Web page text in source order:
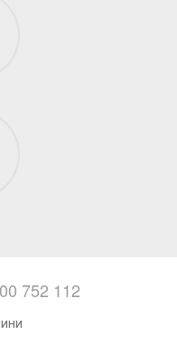
752 112